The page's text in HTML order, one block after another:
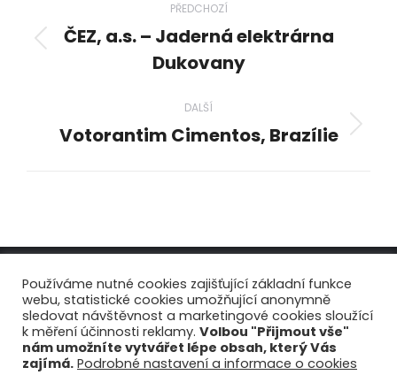
navigation
PŘEDCHOZÍ
Previous
project:
ČEZ, a.s. – Jaderná elektrárna
Dukovany
DALŠÍ
Next
Votorantim Cimentos, Brazílie
© Copyright 2026 - Pantek (CS) s.r.o.
Používáme nutné cookies zajišťující základní funkce
webu, statistické cookies umožňující anonymně
sledovat návštěvnost a marketingové cookies sloužící
k měření účinnosti reklamy. Volbou "Přijmout vše"
nám umožníte vytvářet lépe obsah, který Vás
zajímá. Podrobné nastavení a informace o cookies